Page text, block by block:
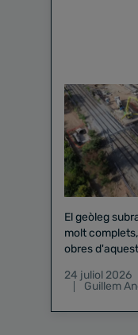
El geòleg
molt
obres
24 juliol 2026
Guillem